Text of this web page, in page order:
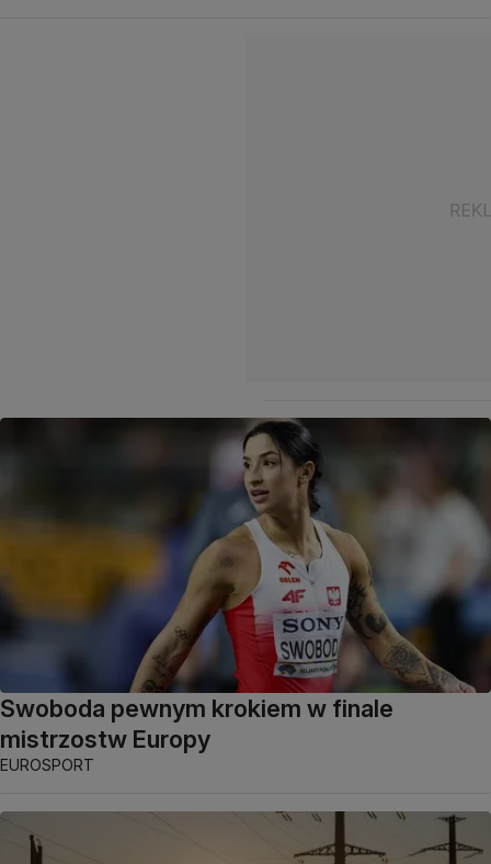
Swoboda pewnym krokiem w finale
mistrzostw Europy
EUROSPORT